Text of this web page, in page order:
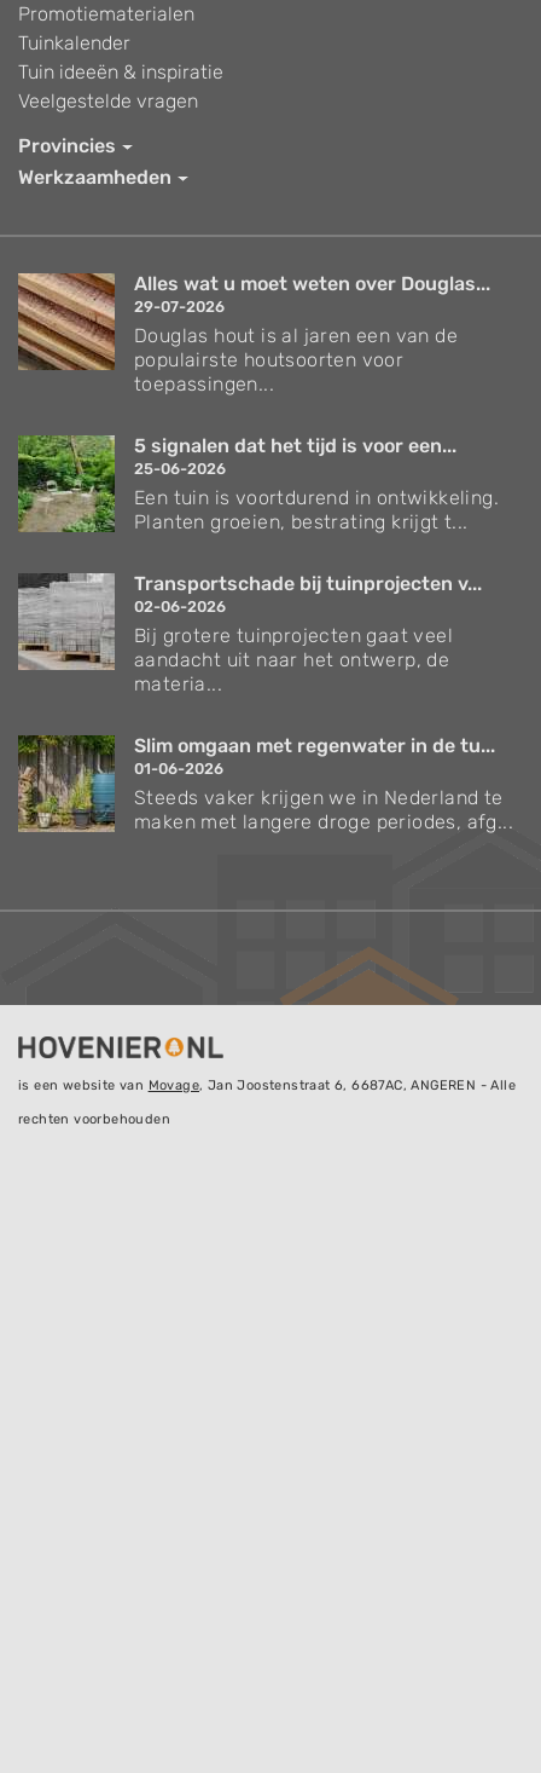
Promotiematerialen
Tuinkalender
Tuin ideeën & inspiratie
Veelgestelde vragen
Provincies
Werkzaamheden
Alles wat u moet weten over Douglas...
29-07-2026
Douglas hout is al jaren een van de
populairste houtsoorten voor
toepassingen...
5 signalen dat het tijd is voor een...
25-06-2026
Een tuin is voortdurend in ontwikkeling.
Planten groeien, bestrating krijgt t...
Transportschade bij tuinprojecten v...
02-06-2026
Bij grotere tuinprojecten gaat veel
aandacht uit naar het ontwerp, de
materia...
Slim omgaan met regenwater in de tu...
01-06-2026
Steeds vaker krijgen we in Nederland te
maken met langere droge periodes, afg...
is een website van Movage, Jan Joostenstraat 6, 6687AC, ANGEREN - Alle
rechten voorbehouden